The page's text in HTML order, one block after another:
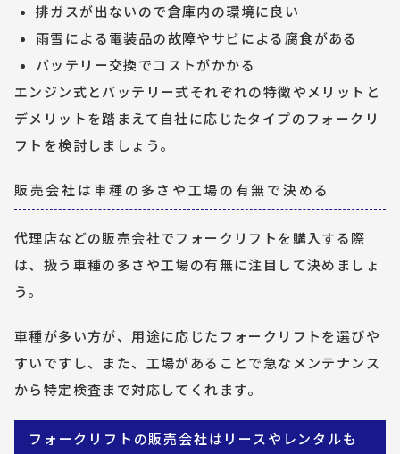
排ガスが出ないので倉庫内の環境に良い
雨雪による電装品の故障やサビによる腐食がある
バッテリー交換でコストがかかる
エンジン式とバッテリー式それぞれの特徴やメリットと
デメリットを踏まえて自社に応じたタイプのフォークリ
フトを検討しましょう。
販売会社は車種の多さや工場の有無で決める
代理店などの販売会社でフォークリフトを購入する際
は、扱う車種の多さや工場の有無に注目して決めましょ
う。
車種が多い方が、用途に応じたフォークリフトを選びや
すいですし、また、工場があることで急なメンテナンス
から特定検査まで対応してくれます。
フォークリフトの販売会社はリースやレンタルも